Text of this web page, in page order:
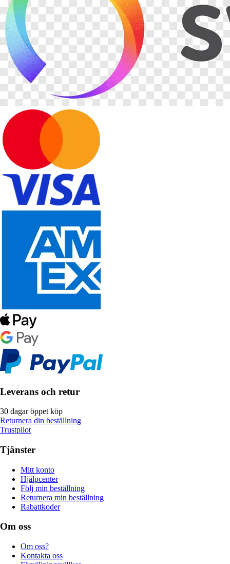
Leverans och retur
30 dagar öppet köp
Returnera din beställning
Trustpilot
Tjänster
Mitt konto
Hjälpcenter
Följ min beställning
Returnera min beställning
Rabattkoder
Om oss
Om oss?
Kontakta oss